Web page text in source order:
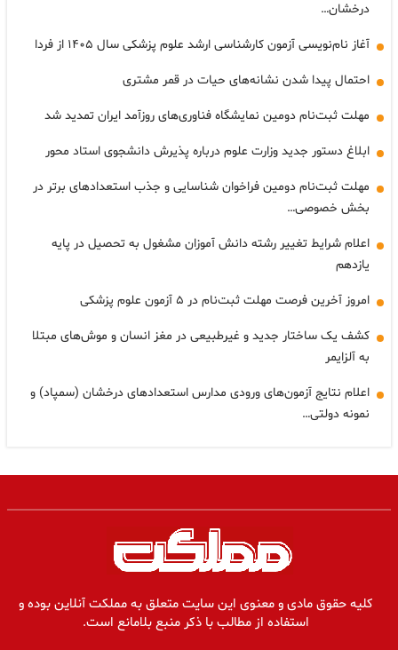
درخشان…
آغاز نام‌نویسی آزمون کارشناسی ارشد علوم پزشکی سال ۱۴۰۵ از فردا
احتمال پیدا شدن نشانه‌های حیات در قمر مشتری
مهلت ثبت‌نام دومین نمایشگاه فناوری‌های روزآمد ایران تمدید شد
ابلاغ دستور جدید وزارت علوم درباره پذیرش دانشجوی استاد محور
مهلت ثبت‌نام دومین فراخوان شناسایی و جذب استعدادهای برتر در
بخش خصوصی…
اعلام شرایط تغییر رشته دانش آموزان مشغول به تحصیل در پایه
یازدهم
امروز آخرین فرصت مهلت ثبت‌نام در ۵ آزمون علوم پزشکی
کشف یک ساختار جدید و غیرطبیعی در مغز انسان و موش‌های مبتلا
به آلزایمر
اعلام نتایج آزمون‌های ورودی مدارس استعدادهای درخشان (سمپاد) و
نمونه دولتی…
کلیه حقوق مادی و معنوی این سایت متعلق به مملکت آنلاین بوده و
استفاده از مطالب با ذکر منبع بلامانع است.